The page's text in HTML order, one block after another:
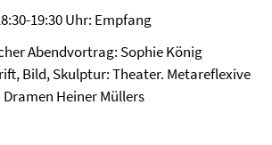
19:30 Uhr: Empfang
Abendvortrag: Sophie König
Bild, Skulptur: Theater. Metareflexive
Heiner Müllers